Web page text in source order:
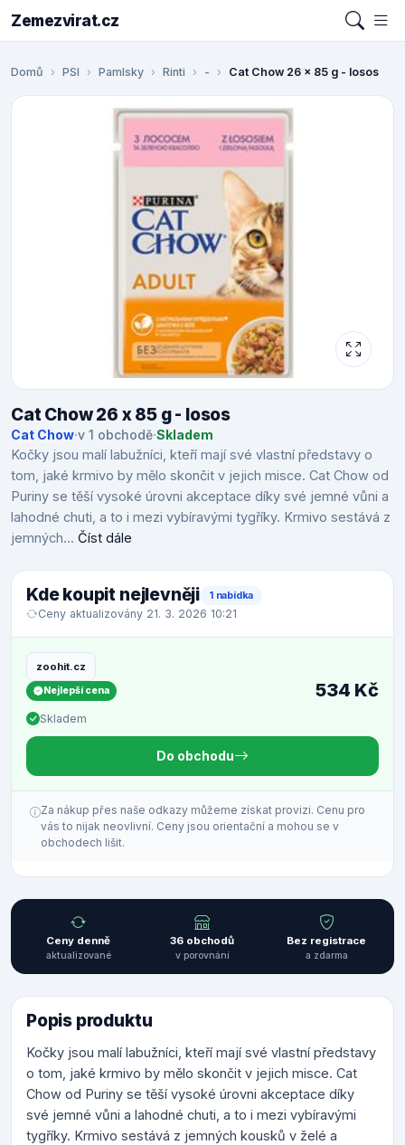
Zemezvirat.cz
Domů PSI Pamlsky Rinti - Cat Chow 26 x 85 g - losos
Cat Chow 26 x 85 g - losos
Cat Chow·v 1 obchodě·Skladem
Kočky jsou malí labužníci, kteří mají své vlastní představy o
tom, jaké krmivo by mělo skončit v jejich misce. Cat Chow od
Puriny se těší vysoké úrovni akceptace díky své jemné vůni a
lahodné chuti, a to i mezi vybíravými tygříky. Krmivo sestává z
jemných... Číst dále
Kde koupit nejlevněji 1 nabídka
Ceny aktualizovány 21. 3. 2026 10:21
zoohit.cz
Nejlepší cena
Skladem
534 Kč
Do obchodu
Za nákup přes naše odkazy můžeme získat provizi. Cenu pro
vás to nijak neovlivní. Ceny jsou orientační a mohou se v
obchodech lišit.
Ceny denně
aktualizované
36 obchodů
v porovnání
Bez registrace
a zdarma
Popis produktu
Kočky jsou malí labužníci, kteří mají své vlastní představy
o tom, jaké krmivo by mělo skončit v jejich misce. Cat
Chow od Puriny se těší vysoké úrovni akceptace díky
své jemné vůni a lahodné chuti, a to i mezi vybíravými
tygříky. Krmivo sestává z jemných kousků v želé a